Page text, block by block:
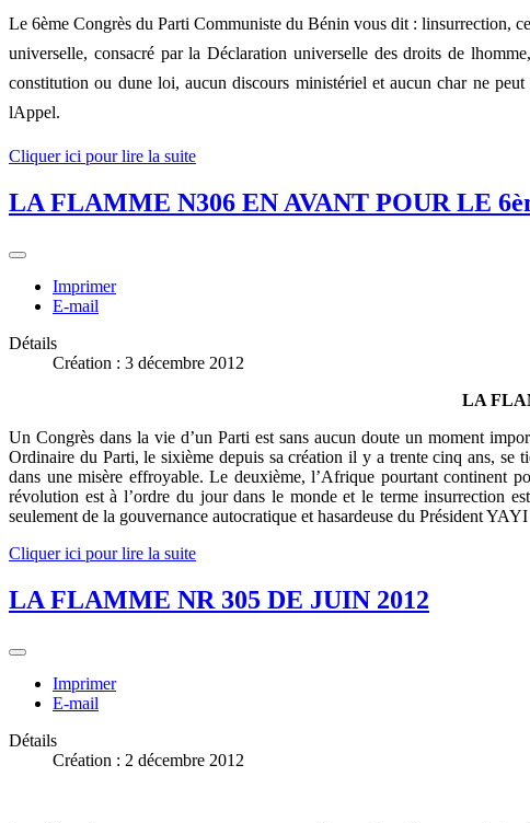
Le 6ème Congrès du Parti Communiste du Bénin vous dit : linsurrection,
universelle, consacré par la Déclaration universelle des droits de
constitution ou dune loi, aucun discours ministériel et aucun char ne
lAppel.
Cliquer ici pour lire la suite
LA FLAMME N306 EN AVANT POUR LE
Imprimer
E-mail
Détails
Création : 3 décembre 2012
LA
Un Congrès dans la vie d’un Parti est sans aucun doute un moment
Ordinaire du Parti, le sixième depuis sa création il y a trente cinq ans, se
dans une misère effroyable. Le deuxième, l’Afrique pourtant continent
révolution est à l’ordre du jour dans le monde et le terme insurrection
seulement de la gouvernance autocratique et hasardeuse du Président
Cliquer ici pour lire la suite
LA FLAMME NR 305 DE JUIN 2012
Imprimer
E-mail
Détails
Création : 2 décembre 2012